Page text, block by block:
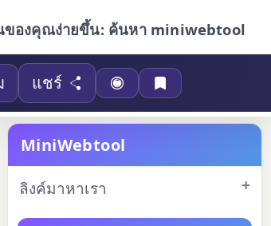
ของคุณง่ายขึ้น: ค้นหา miniwebtool
แชร์
MiniWebtool
ลิงค์มาหาเรา